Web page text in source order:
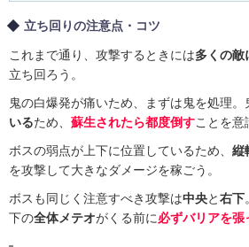
立ち回りの注意点・コツ
これまで通り、攻撃するときには多くの敵
立ち回ろう。
鬼の白爆発が痛いため、まずは鬼を処理。
いるため、 蘇生されたら都度倒すことを意
ボスの弱点が上下に位置しているため、 縦
を攻撃して大きなダメージを稼ごう。
ボスも同じく注意すべき攻撃は中央と右下
下の全体メテオがくる前に必ずバリアを張